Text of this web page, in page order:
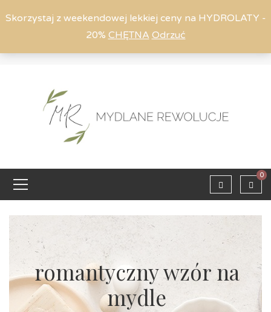
Skorzystaj z weekendowej lekkiej ceny na HYDROLATY -
20% CHĘTNA Odrzuć
0
romantyczny wzór na
mydle